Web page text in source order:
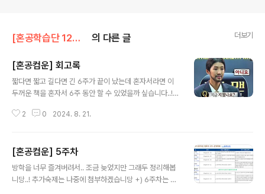
[혼공학습단 12기] 혼자 공부하는 컴퓨터구조+운영체제 의 다른 글 더보기
[혼공컴운] 회고록
짧다면 짧고 길다면 긴 6주가 끝이 났는데 혼자서라면 이
두꺼운 책을 혼자서 6주 동안 할 수 있었을까 싶습니다..!
고 다음에 다른 책으로 또 참여하고 싶을 정도로 너무 좋았
도 해야하는 업보(정처기, 토익 등등..)들도 많았고 번아웃
도 와서 고생했지만.. 조금 늦게라도 완주해서 너무 좋습니
다!
2 0 2024. 8. 21.
[혼공컴운] 5주차
방학을 너무 즐겨버려서.. 조금 늦었지만 그래두 정리해봅
니당..! 추가숙제는 나중에 첨부하겠습니당 +) 6주차는 늦